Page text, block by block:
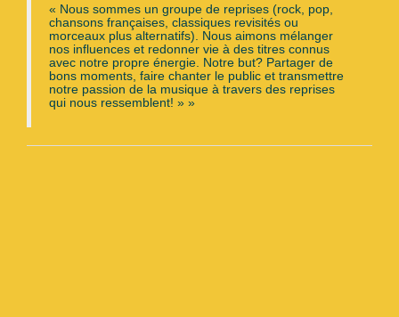
« Nous sommes un groupe de reprises (rock, pop,
chansons françaises, classiques revisités ou
morceaux plus alternatifs). Nous aimons mélanger
nos influences et redonner vie à des titres connus
avec notre propre énergie. Notre but? Partager de
bons moments, faire chanter le public et transmettre
notre passion de la musique à travers des reprises
qui nous ressemblent! » »